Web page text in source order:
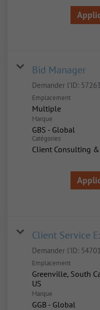
Bid Manager
Demander l'ID: 57263
Emplacement
Multiple
Marque
GBS - Global
Catégories
Client Consulting
Client Service
Demander l'ID: 54701
Emplacement
Greenville, South
Marque
GGB - Global